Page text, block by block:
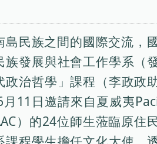
島民族之間的國際交流，
族發展與社會工作學系（
政治哲學」課程（李政政
11日邀請來自夏威夷
）的24位師生蒞臨原住